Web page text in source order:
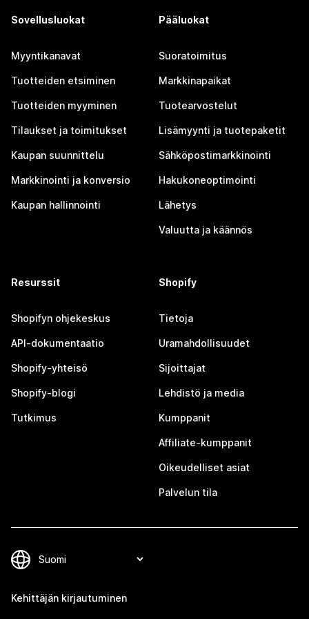
Sovellusluokat
Myyntikanavat
Tuotteiden etsiminen
Tuotteiden myyminen
Tilaukset ja toimitukset
Kaupan suunnittelu
Markkinointi ja konversio
Kaupan hallinnointi
Pääluokat
Suoratoimitus
Markkinapaikat
Tuotearvostelut
Lisämyynti ja tuotepaketit
Sähköpostimarkkinointi
Hakukoneoptimointi
Lähetys
Valuutta ja käännös
Resurssit
Shopifyn ohjekeskus
API-dokumentaatio
Shopify-yhteisö
Shopify-blogi
Tutkimus
Shopify
Tietoja
Uramahdollisuudet
Sijoittajat
Lehdistö ja media
Kumppanit
Affiliate-kumppanit
Oikeudelliset asiat
Palvelun tila
Kehittäjän kirjautuminen